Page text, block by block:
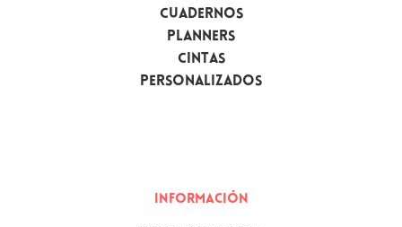
Cuadernos
Planners
Cintas
Personalizados
INFORMACIÓN